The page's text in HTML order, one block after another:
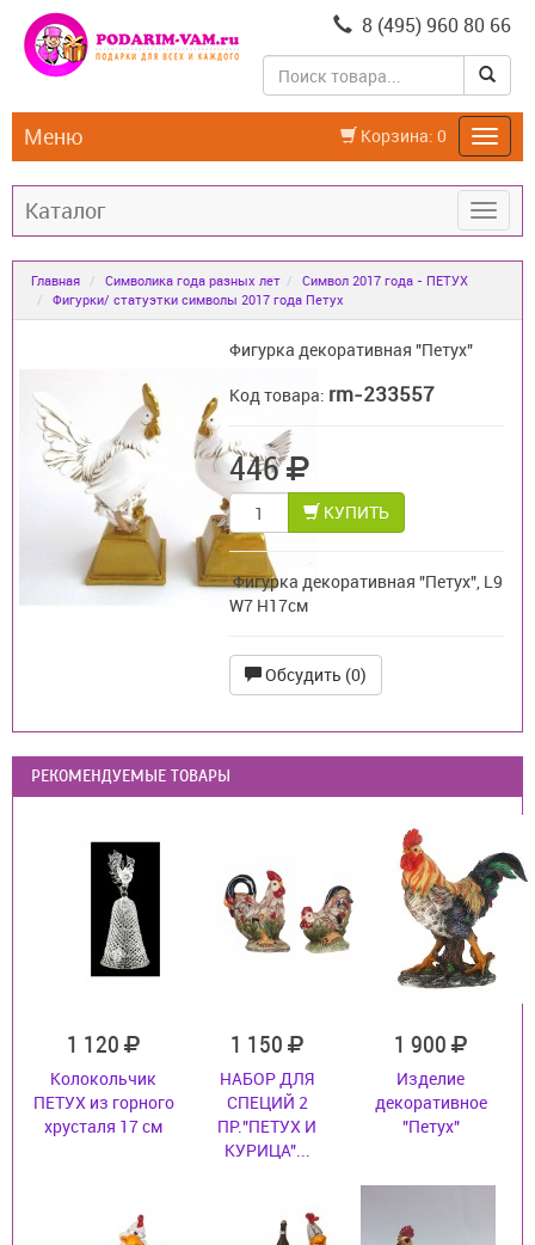
8 (495) 960 80 66
Корзина: 0
Меню
Каталог
Главная Символика года разных лет
Символ 2017 года - ПЕТУХ
Фигурки/ статуэтки символы 2017 года Петух
Фигурка декоративная "Петух"
Код товара: rm-233557
446
КУПИТЬ
Фигурка декоративная "Петух", L9
W7 H17см
Обсудить (0)
РЕКОМЕНДУЕМЫЕ ТОВАРЫ
1 120
Колокольчик
ПЕТУХ из горного
хрусталя 17 см
1 150
НАБОР ДЛЯ
СПЕЦИЙ 2
ПР."ПЕТУХ И
КУРИЦА"...
1 900
Изделие
декоративное
"Петух"